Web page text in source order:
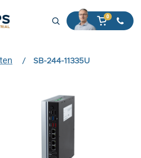
SB-244-11335U